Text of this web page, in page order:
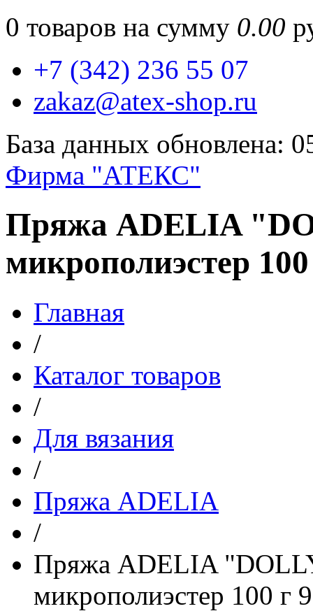
0 товаров на сумму 0.00
+7 (342) 236 55 07
zakaz@atex-shop.ru
База данных обновлена:
Фирма "АТЕКС"
Пряжа ADELIA
микрополиэстер
Главная
/
Каталог товаров
/
Для вязания
/
Пряжа ADELIA
/
Пряжа ADELIA
микрополиэстер 100 г